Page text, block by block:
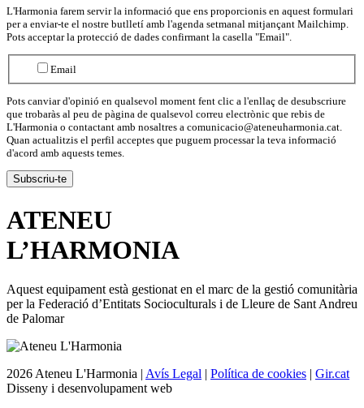
L'Harmonia farem servir la informació que ens proporcionis en aquest formulari
per a enviar-te el nostre butlletí amb l'agenda setmanal mitjançant Mailchimp.
Pots acceptar la protecció de dades confirmant la casella "Email".
Email
Pots canviar d'opinió en qualsevol moment fent clic a l'enllaç de desubscriure
que trobaràs al peu de pàgina de qualsevol correu electrònic que rebis de
L'Harmonia o contactant amb nosaltres a comunicacio@ateneuharmonia.cat.
Quan actualitzis el perfil acceptes que puguem processar la teva informació
d'acord amb aquests temes.
ATENEU
L’HARMONIA
Aquest equipament està gestionat en el marc de la gestió comunitària
per la Federació d’Entitats Socioculturals i de Lleure de Sant Andreu
de Palomar
2026 Ateneu L'Harmonia | Avís Legal | Política de cookies | Gir.cat
Disseny i desenvolupament web